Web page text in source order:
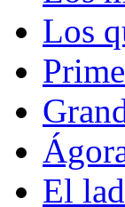
Los
El